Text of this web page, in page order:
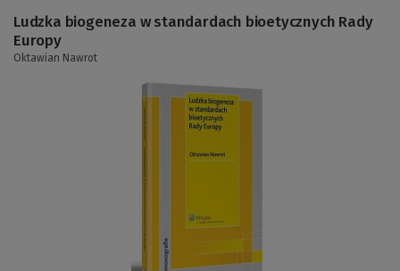
Ludzka biogeneza w standardach bioetycznych Rady
Europy
Oktawian Nawrot